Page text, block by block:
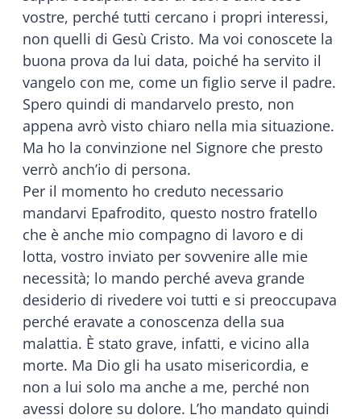
vostre, perché tutti cercano i propri interessi,
non quelli di Gesù Cristo. Ma voi conoscete la
buona prova da lui data, poiché ha servito il
vangelo con me, come un figlio serve il padre.
Spero quindi di mandarvelo presto, non
appena avrò visto chiaro nella mia situazione.
Ma ho la convinzione nel Signore che presto
verrò anch’io di persona.
Per il momento ho creduto necessario
mandarvi Epafrodito, questo nostro fratello
che è anche mio compagno di lavoro e di
lotta, vostro inviato per sovvenire alle mie
necessità; lo mando perché aveva grande
desiderio di rivedere voi tutti e si preoccupava
perché eravate a conoscenza della sua
malattia. È stato grave, infatti, e vicino alla
morte. Ma Dio gli ha usato misericordia, e
non a lui solo ma anche a me, perché non
avessi dolore su dolore. L’ho mandato quindi